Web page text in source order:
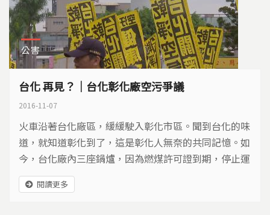
公害
台化 再見？｜台化彰化廠空污爭議
2016-11-07
火車沿著台化廠區，緩緩駛入彰化市區。聞到台化的味
道，就知道彰化到了，這是彰化人無奈的共同記憶。如
今，台化廠內三座鍋爐，因為燃煤許可證到期，停止運
轉。市民想呼吸一口乾淨空氣的願望，真的能實現嗎？
閱讀更多